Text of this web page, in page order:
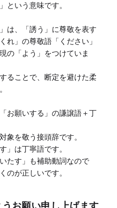
という意味です。
は、「誘う」に尊敬を表す
れ」の尊敬語「ください」
の「よう」をつけていま
ることで、断定を避けた柔
お願いする」の謙譲語＋丁
象を敬う接頭辞です。
」は丁寧語です。
たす」も補助動詞なので
のが正しいです。
お願い申し上げます